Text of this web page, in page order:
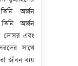
অর্জন
অর্জন
দোসর এবং
সাথে
জীবন ব্যয়